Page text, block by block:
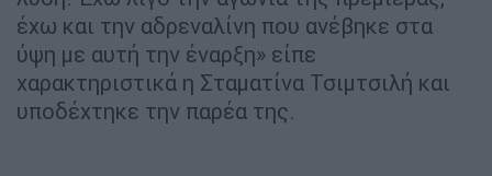
έχω και την αδρεναλίνη που ανέβηκε στα
ύψη με αυτή την έναρξη» είπε
χαρακτηριστικά η Σταματίνα Τσιμτσιλή και
υποδέχτηκε την παρέα της.